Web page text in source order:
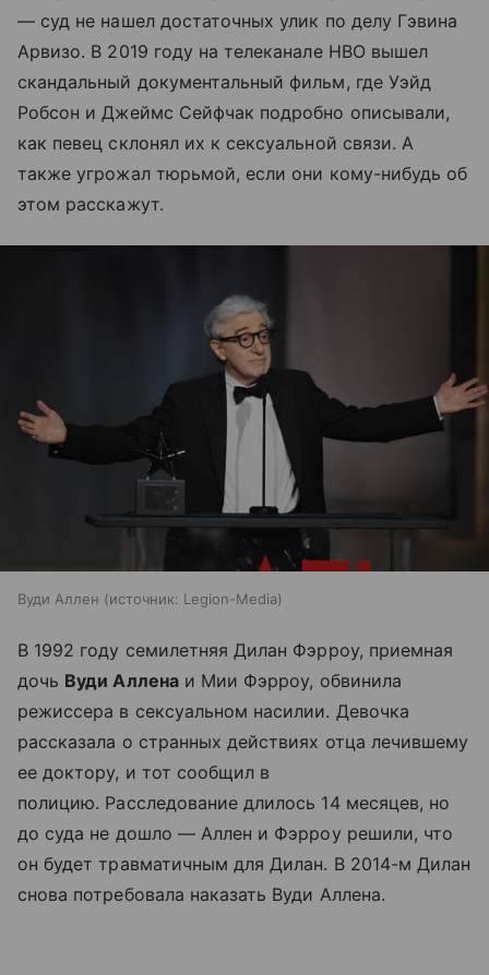
— суд не нашел достаточных улик по делу Гэвина
Арвизо. В 2019 году на телеканале НВО вышел
скандальный документальный фильм, где Уэйд
Робсон и Джеймс Сейфчак подробно описывали,
как певец склонял их к сексуальной связи. А
также угрожал тюрьмой, если они кому-нибудь об
этом расскажут.
Вуди Аллен источник: Legion-Media
В 1992 году семилетняя Дилан Фэрроу, приемная
дочь Вуди Алленаи Мии Фэрроу, обвинила
режиссера в сексуальном насилии. Девочка
рассказала о странных действиях отца лечившему
ее доктору, и тот сообщил в
полицию. Расследование длилось 14 месяцев, но
до суда не дошло — Аллен и Фэрроу решили, что
он будет травматичным для Дилан. В 2014-м Дилан
снова потребовала наказать Вуди Аллена.